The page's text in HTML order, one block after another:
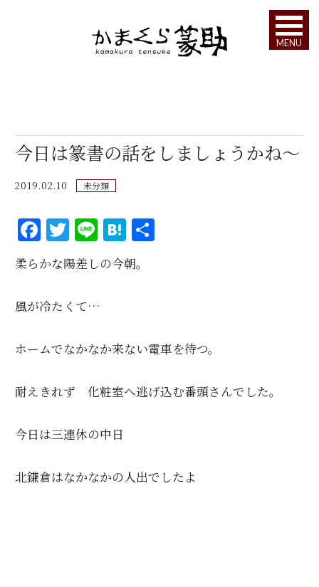
MENU
今日は篆書の話をしましょうかね～
2019.02.10 未分類
F
a
c
e
b
o
k
T
w
it
te
r
Li
n
e
H
at
e
柔らかな陽差しの今朝。
風が冷たくて…
ホームでなかなか来ない電車を待つ。
耐えきれず 化粧室へ逃げ込む番頭さんでした。
今日は三連休の中日
北鎌倉はなかなかの人出でしたよ